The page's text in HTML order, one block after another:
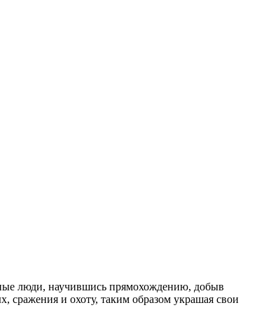
люди, научившись прямохождению, добыв
и охоту, таким образом украшая свои